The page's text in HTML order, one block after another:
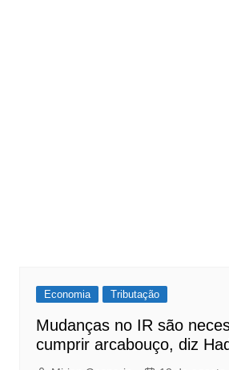
Economia Tributação
Mudanças no IR são
cumprir arcabouço, diz